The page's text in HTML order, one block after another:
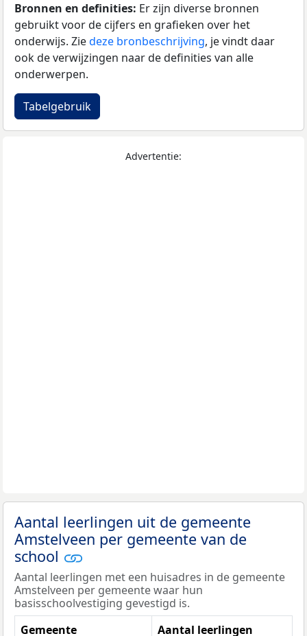
Bronnen en definities: Er zijn diverse bronnen
gebruikt voor de cijfers en grafieken over het
onderwijs. Ziedeze bronbeschrijving, je vindt daar
ook de verwijzingen naar de definities van alle
onderwerpen.
Tabelgebruik
Advertentie:
Aantal leerlingen uit de gemeente
Amstelveen per gemeente van de
school
Aantal leerlingen met een huisadres in de gemeente
Amstelveen per gemeente waar hun
basisschoolvestiging gevestigd is.
Gemeente
Aantal leerlingen